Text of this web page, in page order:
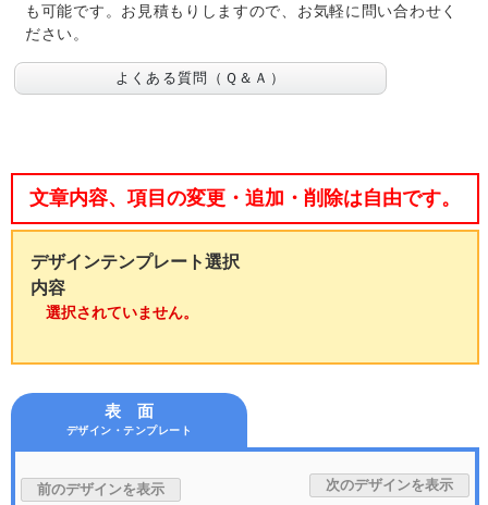
も可能です。お見積もりしますので、お気軽に問い合わせく
ださい。
よくある質問（Ｑ＆Ａ）
文章内容、項目の変更・追加・削除は自由です。
デザインテンプレート選択
内容
選択されていません。
表 面
デザイン・テンプレート